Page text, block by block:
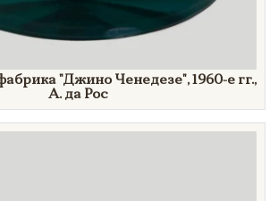
"Джино Ченедезе",1960-е гг.,
А. даРос